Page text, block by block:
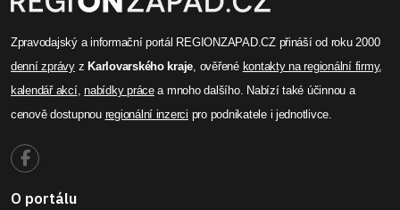
Zpravodajský a informační portál REGIONZAPAD.CZ přináší od roku 2000
denní zprávyz Karlovarského kraje , ověřené kontakty na regionální firmy,
kalendář akcí,nabídky prácea mnoho dalšího. Nabízí také účinnou a
cenově dostupnou regionální inzerci pro podnikatele i jednotlivce.
O portálu